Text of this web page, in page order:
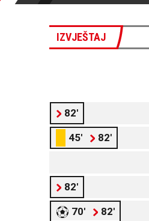
IZVJEŠTAJ
82'
45' 82'
82'
70' 82'